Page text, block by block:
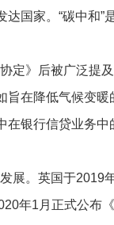
达国家。“碳中和
定》后被广泛提
旨在降低气候变
在银行信贷业务
展。英国于2019
年1月正式公布